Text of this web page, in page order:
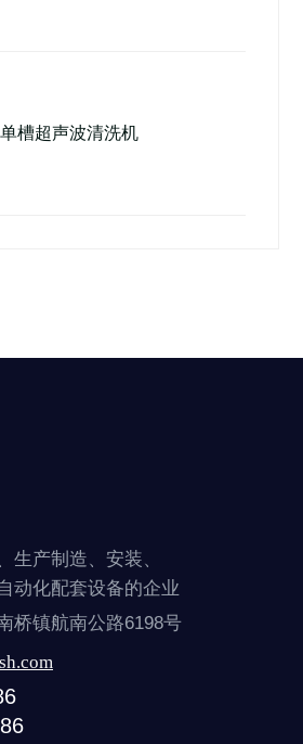
单槽超声波清洗机
生产制造、安装、
动化配套设备的企业
桥镇航南公路6198号